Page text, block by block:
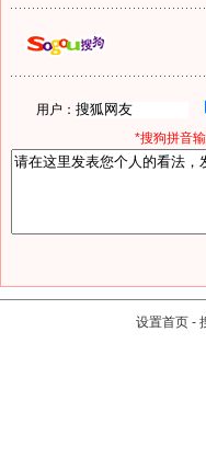
用户：
*搜狗拼音
设置首页 -